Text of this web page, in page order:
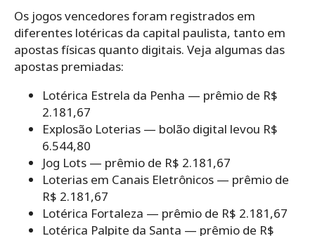
Os jogos vencedores foram registrados em
diferentes lotéricas da capital paulista, tanto em
apostas físicas quanto digitais. Veja algumas das
apostas premiadas:
Lotérica Estrela da Penha — prêmio de R$
2.181,67
Explosão Loterias — bolão digital levou R$
6.544,80
Jog Lots — prêmio de R$ 2.181,67
Loterias em Canais Eletrônicos — prêmio de
R$ 2.181,67
Lotérica Fortaleza — prêmio de R$ 2.181,67
Lotérica Palpite da Santa — prêmio de R$